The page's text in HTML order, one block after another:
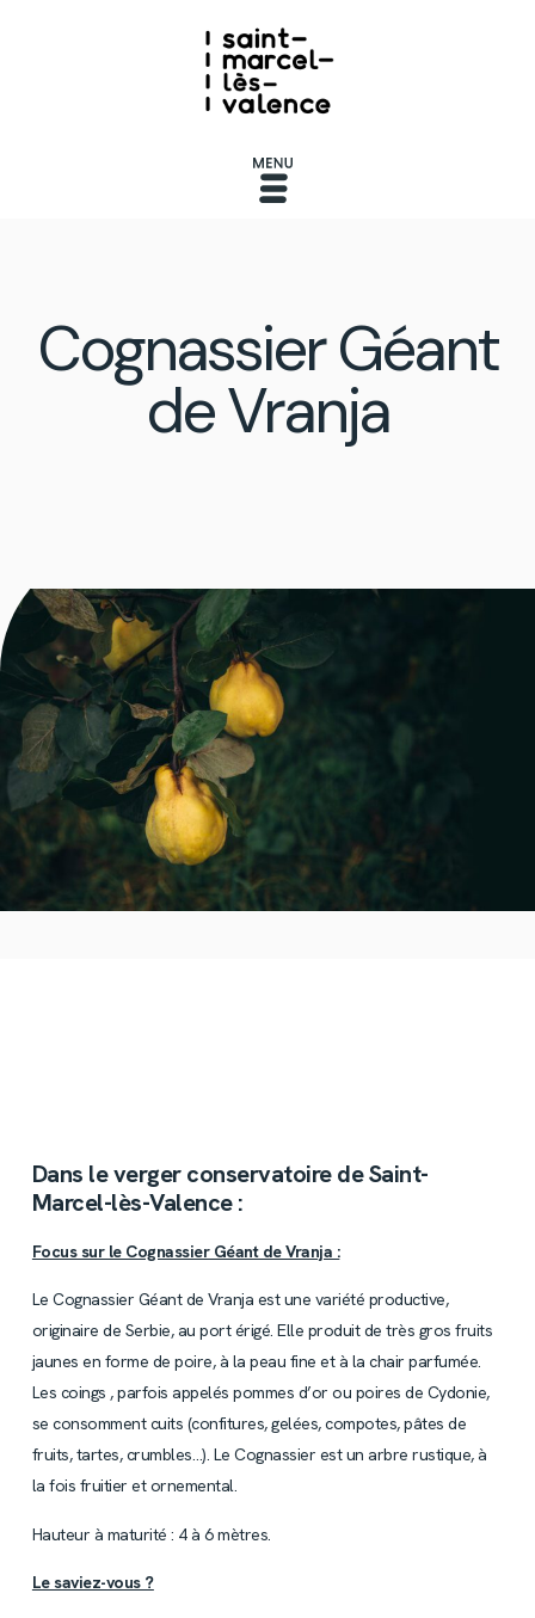
Cognassier Géant
de Vranja
Dans le verger conservatoire de Saint-
Marcel-lès-Valence :
Focus sur le Cognassier Géant de Vranja :
Le Cognassier Géant de Vranja est une variété productive,
originaire de Serbie, au port érigé. Elle produit de très gros fruits
jaunes en forme de poire, à la peau fine et à la chair parfumée.
Les coings , parfois appelés pommes d’or ou poires de Cydonie,
se consomment cuits (confitures, gelées, compotes, pâtes de
fruits, tartes, crumbles…). Le Cognassier est un arbre rustique, à
la fois fruitier et ornemental.
Hauteur à maturité : 4 à 6 mètres.
Le saviez-vous ?